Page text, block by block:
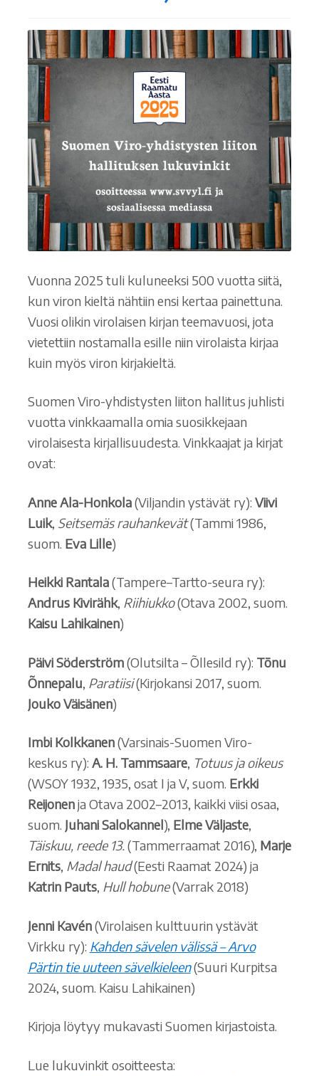
Vuonna 2025 tuli kuluneeksi 500 vuotta siitä,
kun viron kieltä nähtiin ensi kertaa painettuna.
Vuosi olikin virolaisen kirjan teemavuosi, jota
vietettiin nostamalla esille niin virolaista kirjaa
kuin myös viron kirjakieltä.
Suomen Viro-yhdistysten liiton hallitus juhlisti
vuotta vinkkaamalla omia suosikkejaan
virolaisesta kirjallisuudesta. Vinkkaajat ja kirjat
ovat:
Anne Ala-Honkola(Viljandin ystävät ry): Viivi
Luik, Seitsemäs rauhankevät(Tammi 1986,
suom. Eva Lille)
Heikki Rantala(Tampere–Tartto-seura ry):
Andrus Kivirähk, Riihiukko(Otava 2002, suom.
Kaisu Lahikainen)
Päivi Söderström(Olutsilta – Õllesild ry): Tõnu
Õnnepalu, Paratiisi(Kirjokansi 2017, suom.
Jouko Väisänen)
Imbi Kolkkanen(Varsinais-Suomen Viro-
keskus ry): A. H. Tammsaare, Totuus ja oikeus
(WSOY 1932, 1935, osat I ja V, suom. Erkki
Reijonenja Otava 2002–2013, kaikki viisi osaa,
suom. JuhaniSalokannel), Elme Väljaste,
Täiskuu, reede 13.(Tammerraamat 2016), Marje
Ernits, Madal haud(Eesti Raamat 2024) ja
Katrin Pauts, Hull hobune(Varrak 2018)
Jenni Kavén(Virolaisen kulttuurin ystävät
Virkku ry): Kahden sävelen välissä – Arvo
Pärtin tie uuteen sävelkieleen(Suuri Kurpitsa
2024, suom. Kaisu Lahikainen)
Kirjoja löytyy mukavasti Suomen kirjastoista.
Lue lukuvinkit osoitteesta: